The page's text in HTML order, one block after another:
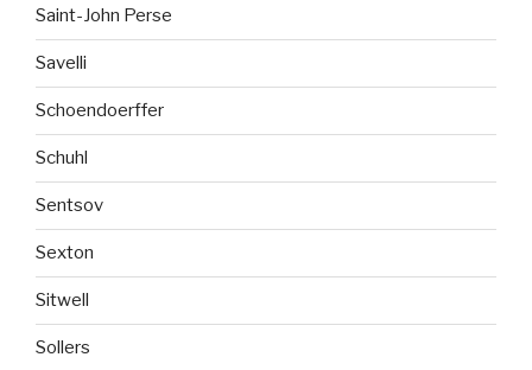
Saint-John Perse
Savelli
Schoendoerffer
Schuhl
Sentsov
Sexton
Sitwell
Sollers